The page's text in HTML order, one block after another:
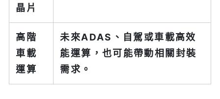
晶片
高階
車載
運算
未來ADAS、自駕或車載高效
能運算，也可能帶動相關封裝
需求。